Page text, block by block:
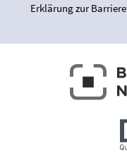
Erklärung zur